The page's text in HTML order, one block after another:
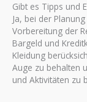
Gibt es Tipps und
Ja, bei der
Vorbereitung der
Bargeld und
Kleidung
Auge zu behalten
und Aktivitäten zu